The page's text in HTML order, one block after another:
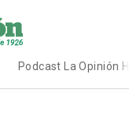
Podcast La Opinión